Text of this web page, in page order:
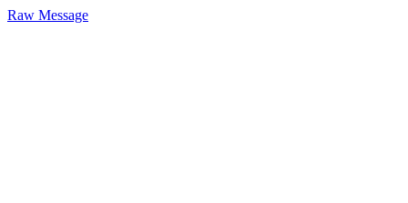
Raw Message